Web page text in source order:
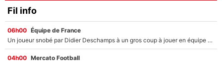
Fil info
06h00 Équipe de France
Un joueur snobé par Didier Deschamps à un gros coup à jouer en équipe de France : Zinedine Zidane a trouvé son numéro 9 ?
04h00 Mercato Football